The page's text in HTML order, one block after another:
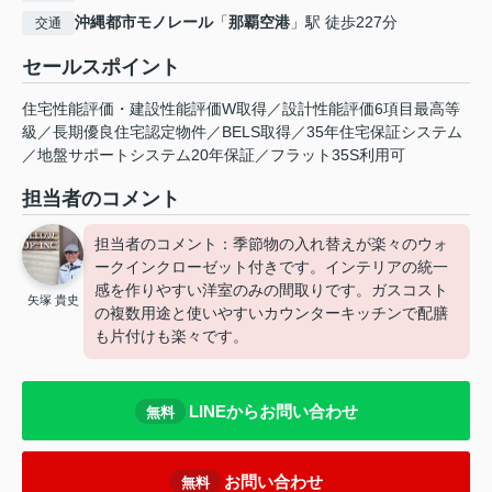
交通 沖縄都市モノレール「那覇空港 」駅 徒歩227分
セールスポイント
住宅性能評価・建設性能評価W取得／設計性能評価6項目最高等
級／長期優良住宅認定物件／BELS取得／35年住宅保証システム
／地盤サポートシステム20年保証／フラット35S利用可
担当者のコメント
矢塚 貴史
担当者のコメント：季節物の入れ替えが楽々のウォ
ークインクローゼット付きです。インテリアの統一
感を作りやすい洋室のみの間取りです。ガスコスト
の複数用途と使いやすいカウンターキッチンで配膳
も片付けも楽々です。
無料 LINEからお問い合わせ
無料 お問い合わせ